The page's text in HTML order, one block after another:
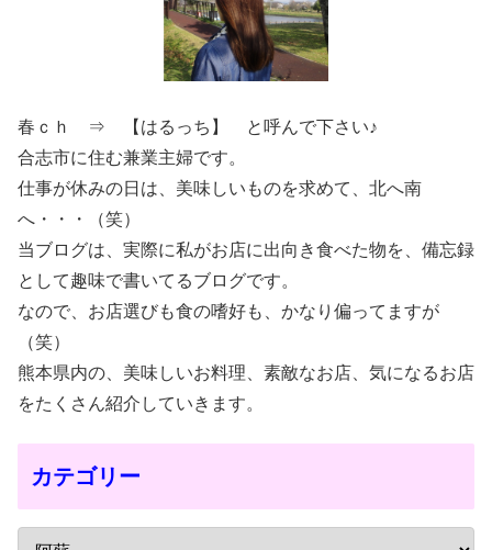
春ｃｈ ⇒ 【はるっち】 と呼んで下さい♪
合志市に住む兼業主婦です。
仕事が休みの日は、美味しいものを求めて、北へ南
へ・・・（笑）
当ブログは、実際に私がお店に出向き食べた物を、備忘録
として趣味で書いてるブログです。
なので、お店選びも食の嗜好も、かなり偏ってますが
（笑）
熊本県内の、美味しいお料理、素敵なお店、気になるお店
をたくさん紹介していきます。
カテゴリー